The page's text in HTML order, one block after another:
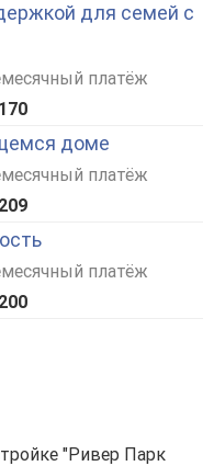
для семей с
платёж
доме
платёж
платёж
"Ривер Парк